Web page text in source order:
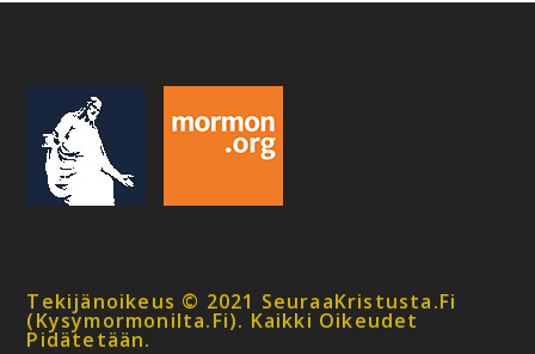
Tekijänoikeus © 2021 SeuraaKristusta.fi
(kysymormonilta.fi). Kaikki Oikeudet
Pidätetään.